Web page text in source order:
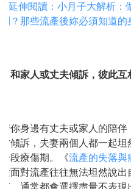
> 延伸閱讀：小月子大解析：
則？那些流產後妳必須知道的
3. 和家人或丈夫傾訴，彼此互
若你身邊有丈夫或家人的陪
方傾訴，夫妻兩個人都一起
一段療傷期。《流產的失落與
性面對流產往往無法坦然說
下，通常都會選擇盡量不表